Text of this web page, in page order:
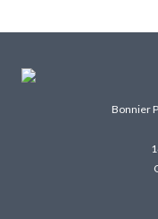
Bonnier